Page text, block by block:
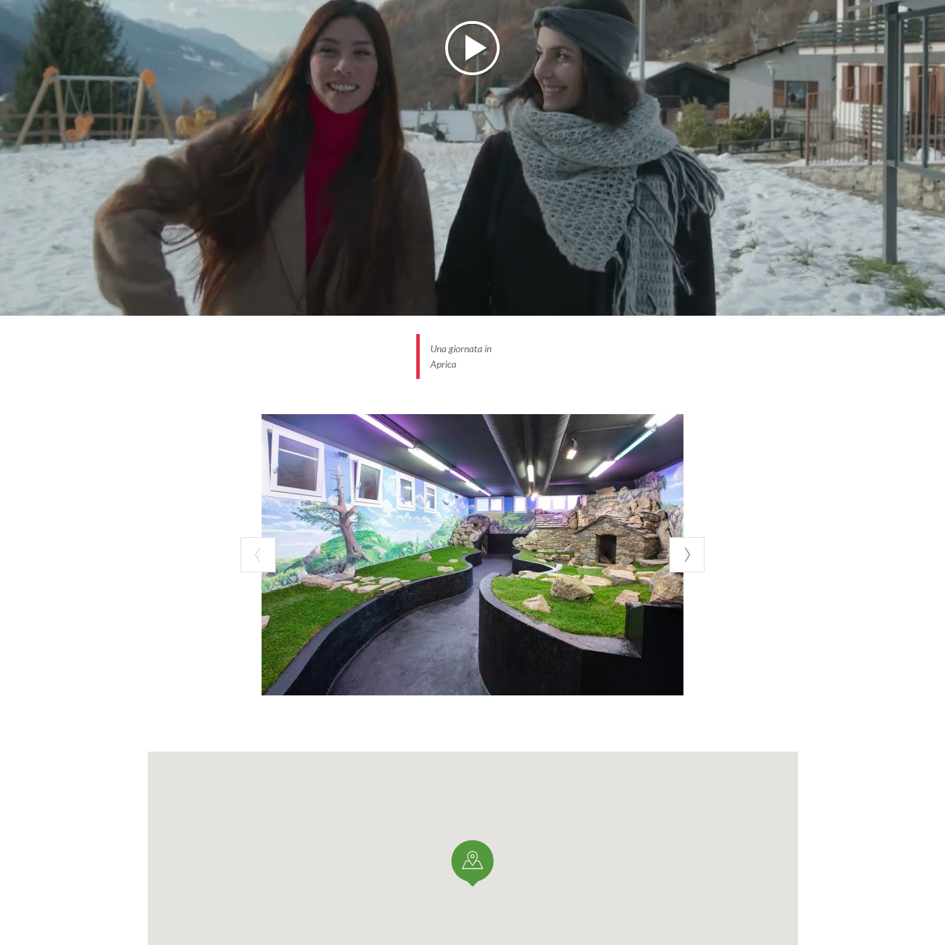
Por último, puede entrar en la Sala de las Sensaciones, unpequeño cine
donde podrá ver
películas en rotación y experimentar sensaciones emocionantes como, por ejemplo, oír y
ver la tormenta, el viento, las voces de los animales y también otras maravillas que
Naturaleza
nos ofrece a diario y que, a menudo, debido a nuestra agitada vida, no
podemos "disfrutar".
Una giornata in
Aprica